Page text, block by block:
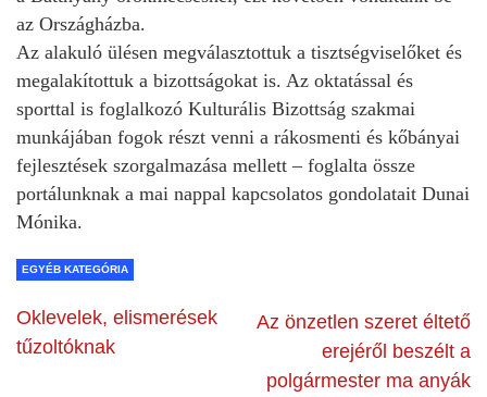
az Országházba.
Az alakuló ülésen megválasztottuk a tisztségviselőket és
megalakítottuk a bizottságokat is. Az oktatással és
sporttal is foglalkozó Kulturális Bizottság szakmai
munkájában fogok részt venni a rákosmenti és kőbányai
fejlesztések szorgalmazása mellett – foglalta össze
portálunknak a mai nappal kapcsolatos gondolatait Dunai
Mónika.
EGYÉB KATEGÓRIA
Oklevelek, elismerések
tűzoltóknak
Az önzetlen szeret éltető
erejéről beszélt a
polgármester ma anyák